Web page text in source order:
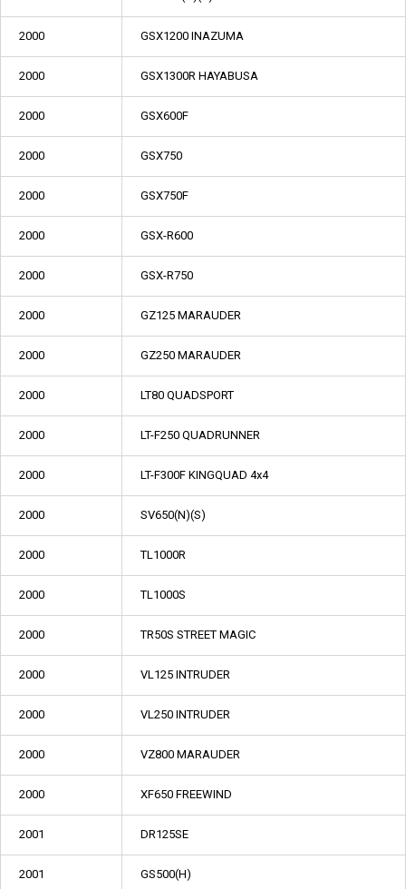
2000 GSX1200 INAZUMA
2000 GSX1300R HAYABUSA
2000 GSX600F
2000 GSX750
2000 GSX750F
2000 GSX-R600
2000 GSX-R750
2000 GZ125 MARAUDER
2000 GZ250 MARAUDER
2000 LT80 QUADSPORT
2000 LT-F250 QUADRUNNER
2000 LT-F300F KINGQUAD 4x4
2000 SV650(N)(S)
2000 TL1000R
2000 TL1000S
2000 TR50S STREET MAGIC
2000 VL125 INTRUDER
2000 VL250 INTRUDER
2000 VZ800 MARAUDER
2000 XF650 FREEWIND
2001 DR125SE
2001 GS500(H)